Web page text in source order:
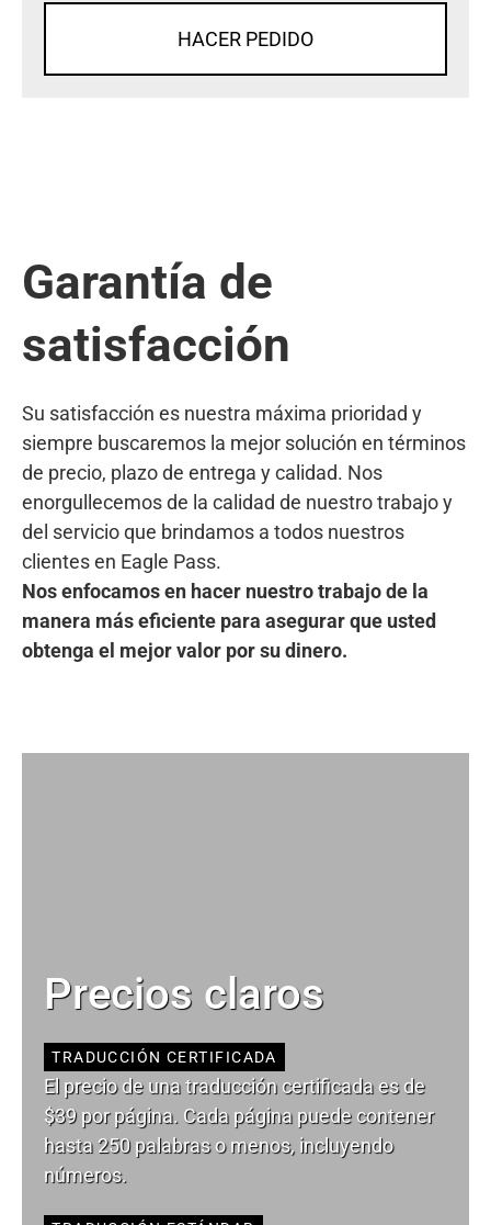
HACER PEDIDO
Garantía de
satisfacción
Su satisfacción es nuestra máxima prioridad y
siempre buscaremos la mejor solución en términos
de precio, plazo de entrega y calidad. Nos
enorgullecemos de la calidad de nuestro trabajo y
del servicio que brindamos a todos nuestros
clientes en Eagle Pass.
Nos enfocamos en hacer nuestro trabajo de la
manera más eficiente para asegurar que usted
obtenga el mejor valor por su dinero.
Precios claros
TRADUCCIÓN CERTIFICADA
El precio de una traducción certificada es de
$39 por página. Cada página puede contener
hasta 250 palabras o menos, incluyendo
números.